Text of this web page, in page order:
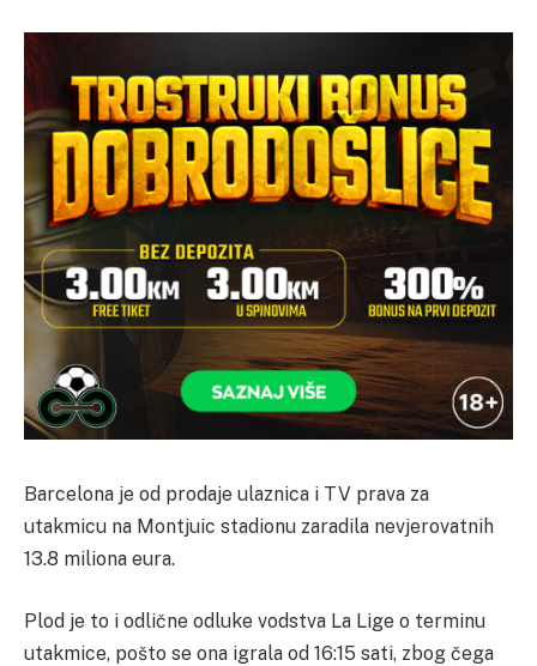
Barcelona je od prodaje ulaznica i TV prava za
utakmicu na Montjuic stadionu zaradila nevjerovatnih
13.8 miliona eura.
Plod je to i odlične odluke vodstva La Lige o terminu
utakmice, pošto se ona igrala od 16:15 sati, zbog čega